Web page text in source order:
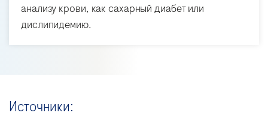
анализу крови, как сахарный диабет или
дислипидемию.
Источники: